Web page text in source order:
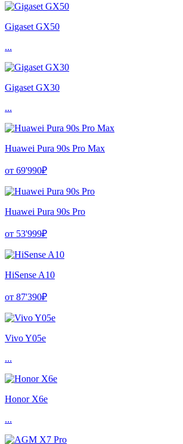
Gigaset GX50
...
Gigaset GX30
...
Huawei Pura 90s Pro Max
от 69'990₽
Huawei Pura 90s Pro
от 53'999₽
HiSense A10
от 87'390₽
Vivo Y05e
...
Honor X6e
...